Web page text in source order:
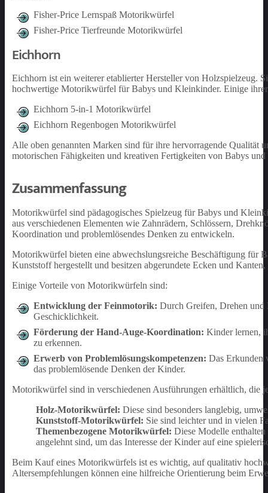
Fisher-Price Lernspaß Motorikwürfel
Fisher-Price Tierfreunde Motorikwürfel
Eichhorn
Eichhorn ist ein weiterer etablierter Hersteller von Holzspielzeug.
hochwertige Motorikwürfel für Babys und Kleinkinder. Einige
Eichhorn 5-in-1 Motorikwürfel
Eichhorn Regenbogen Motorikwürfel
Alle oben genannten Marken sind für ihre hervorragende Qualität
motorischen Fähigkeiten und kreativen Fertigkeiten von Babys
Zusammenfassung
Motorikwürfel sind pädagogisches Spielzeug für Babys und
aus verschiedenen Elementen wie Zahnrädern, Schlössern,
Koordination und problemlösendes Denken zu entwickeln.
Motorikwürfel bieten eine abwechslungsreiche Beschäftigung für
Kunststoff hergestellt und besitzen abgerundete Ecken und
Einige Vorteile von Motorikwürfeln sind:
Entwicklung der Feinmotorik: Durch Greifen, Drehen und
Geschicklichkeit.
Förderung der Hand-Auge-Koordination: Kinder lernen,
zu erkennen.
Erwerb von Problemlösungskompetenzen: Das Erkunden
das problemlösende Denken der Kinder.
Motorikwürfel sind in verschiedenen Ausführungen erhältlich, die
Holz-Motorikwürfel: Diese sind besonders langlebig,
Kunststoff-Motorikwürfel: Sie sind leichter und in vielen
Themenbezogene Motorikwürfel: Diese Modelle
angelehnt sind, um das Interesse der Kinder auf eine
Beim Kauf eines Motorikwürfels ist es wichtig, auf qualitativ
Altersempfehlungen können eine hilfreiche Orientierung beim